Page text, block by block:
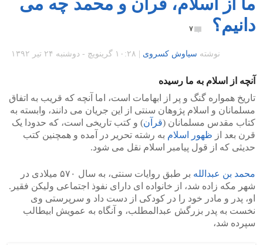
دانیم؟
۷
نوشته سیاوش کسروی ۱۰:۲۸ گرينويچ - دوشنبه ۲۴ تیر ۱۳۹۲
آنچه از اسلام به ما رسیده
تاریخ همواره گنگ و پر از ابهامات است، اما آنچه که قریب به اتفاق
مسلمانان و اسلام پژوهان سنتی از این جریان می دانند، وابسته به
کتاب مقدس مسلمانان (قرآن) و کتب تاریخی است، که حدودا یک
قرن بعد از ظهور اسلام به رشته تحریر در آمده و همچنین کتب
حدیثی که از قول پیامبر اسلام نقل می شود.
محمد بن عبدالله
بر طبق روایات سنتی، به سال ۵۷۰ میلادی در
شهر مکه زاده شد، از خانواده ای دارای نفوذ اجتماعی ولیکن فقیر.
او، پدر و مادر خود را در کودکی از دست داد و سرپرستی وی
نخست به پدر بزرگش عبدالمطلب، و آنگاه به عمویش ابیطالب
سپرده شد،